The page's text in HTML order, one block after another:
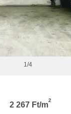
1/4
2 267 Ft/m
2